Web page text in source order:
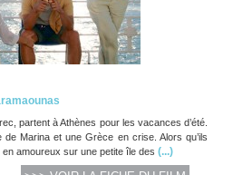
partent à Athènes pour les vacances d’été.
de Marina et une Grèce en crise. Alors qu’ils
amoureux sur une petite île des (...)